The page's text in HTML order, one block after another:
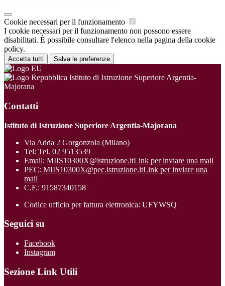
Cookie necessari per il funzionamento
I cookie necessari per il funzionamento non possono essere
disabilitati. È possibile consultare l'elenco nella pagina della cookie
policy.
Accetta tutti Salva le preferenze
Istituto di Istruzione Superiore Argentia-
Majorana
Contatti
Istituto di Istruzione Superiore Argentia-Majorana
Via Adda 2 Gorgonzola (Milano)
Tel: Tel. 02 9513539
Email: MIIS10300X@istruzione.itLink per inviare una mail
PEC: MIIS10300X@pec.istruzione.itLink per inviare una
mail
C.F.: 91587340158
Codice ufficio per fattura elettronica: UFYWSQ
Seguici su
Facebook
Instagram
Sezione Link Utili